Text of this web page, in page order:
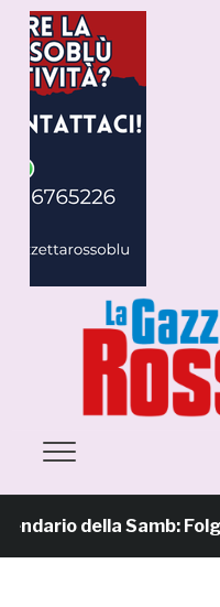
della Samb: Folgore